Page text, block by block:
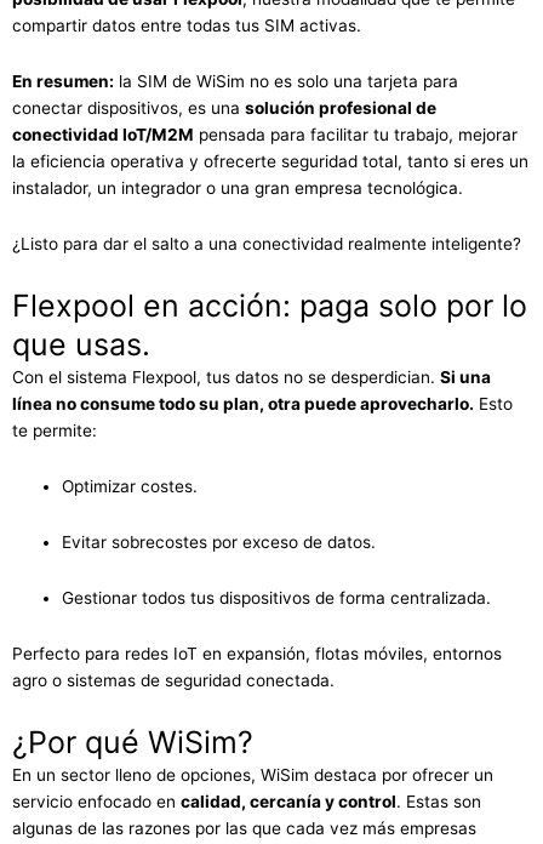
compartir datos entre todas tus SIM activas.
En resumen: la SIM de WiSim no es solo una tarjeta para
conectar dispositivos, es una solución profesional de
conectividad IoT/M2M pensada para facilitar tu trabajo, mejorar
la eficiencia operativa y ofrecerte seguridad total, tanto si eres un
instalador, un integrador o una gran empresa tecnológica.
¿Listo para dar el salto a una conectividad realmente inteligente?
Flexpool en acción: paga solo por lo
que usas.
Con el sistema Flexpool, tus datos no se desperdician. Si una
línea no consume todo su plan, otra puede aprovecharlo. Esto
te permite:
Optimizar costes.
Evitar sobrecostes por exceso de datos.
Gestionar todos tus dispositivos de forma centralizada.
Perfecto para redes IoT en expansión, flotas móviles, entornos
agro o sistemas de seguridad conectada.
¿Por qué WiSim?
En un sector lleno de opciones, WiSim destaca por ofrecer un
servicio enfocado en calidad, cercanía y control. Estas son
algunas de las razones por las que cada vez más empresas